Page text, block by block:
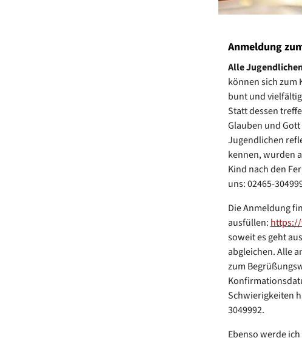
Anmeldung
Alle
können sich
bunt und
Statt dessen
Glauben und
Jugendlichen
kennen, wurden
Kind nach den
uns: 02465-
Die Anmeldung
ausfüllen:https://
soweit es geht
abgleichen. Alle
zum
Schwierigkeiten
3049992.
Ebenso werde